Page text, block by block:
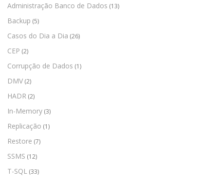
Administração Banco de Dados (13)
Backup (5)
Casos do Dia a Dia (26)
CEP (2)
Corrupção de Dados (1)
DMV (2)
HADR (2)
In-Memory (3)
Replicação (1)
Restore (7)
SSMS (12)
T-SQL (33)